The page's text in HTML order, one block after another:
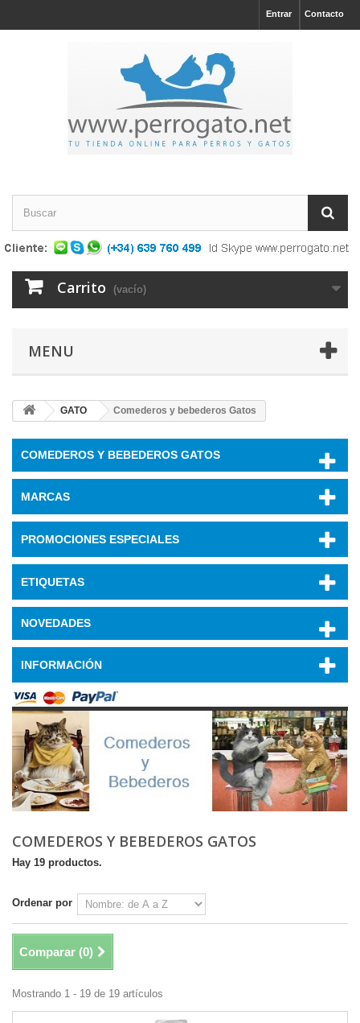
Contacto
Entrar
Carrito (vacío)
MENU
GATO Comederos y bebederos Gatos
COMEDEROS Y BEBEDEROS GATOS
MARCAS
PROMOCIONES ESPECIALES
ETIQUETAS
NOVEDADES
INFORMACIÓN
COMEDEROS Y BEBEDEROS GATOS
Hay 19 productos.
Ordenar por
Comparar (0)
Mostrando 1 - 19 de 19 artículos